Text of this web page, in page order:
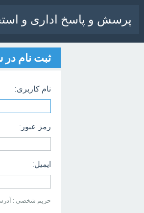
پرسش و پاسخ اداری و
ثبت نام
نام کاربری:
رمز عبور:
ایمیل:
حریم شخصی : آدرس